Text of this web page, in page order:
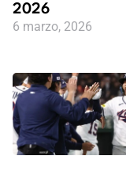
2026
6 marzo, 2026